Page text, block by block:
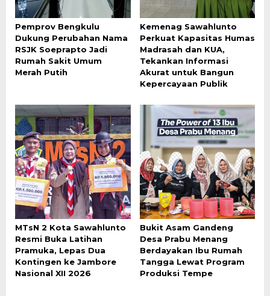
Pemprov Bengkulu
Dukung Perubahan Nama
RSJK Soeprapto Jadi
Rumah Sakit Umum
Merah Putih
Kemenag Sawahlunto
Perkuat Kapasitas Humas
Madrasah dan KUA,
Tekankan Informasi
Akurat untuk Bangun
Kepercayaan Publik
MTsN 2 Kota Sawahlunto
Resmi Buka Latihan
Pramuka, Lepas Dua
Kontingen ke Jambore
Nasional XII 2026
Bukit Asam Gandeng
Desa Prabu Menang
Berdayakan Ibu Rumah
Tangga Lewat Program
Produksi Tempe